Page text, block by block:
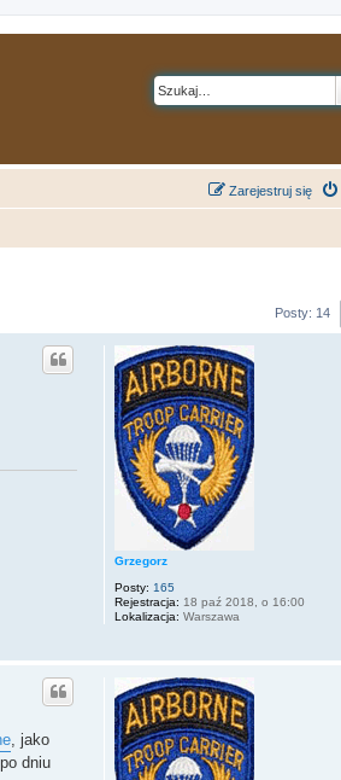
Zarejestruj się
Posty: 14
Grzegorz
Posty: 165
Rejestracja: 18 paź 2018, o 16:00
Lokalizacja: Warszawa
, jako
dniu